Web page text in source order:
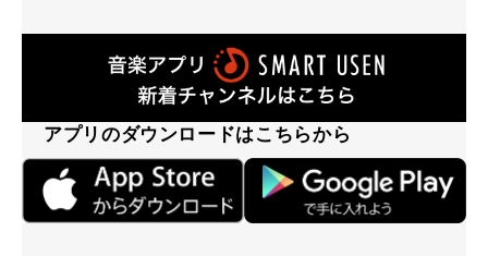
アプリのダウンロードはこちらから